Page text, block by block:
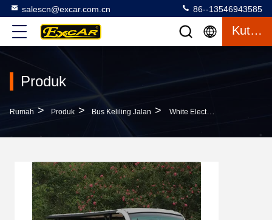
salescn@excar.com.cn 86--13546943585
Kutipan
Produk
Rumah > Produk > Bus Keliling Jalan > White Electric Sightseeing Cart Untuk 14 Orang 4500 * 1500 * 200 MM